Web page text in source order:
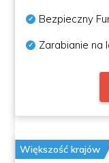
Bezpieczny
Zarabianie na
Większość krajów